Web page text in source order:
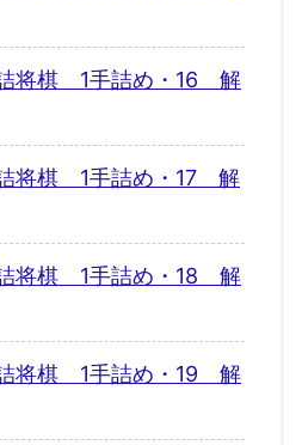
将棋 1手詰め・16 解
将棋 1手詰め・17 解
将棋 1手詰め・18 解
将棋 1手詰め・19 解